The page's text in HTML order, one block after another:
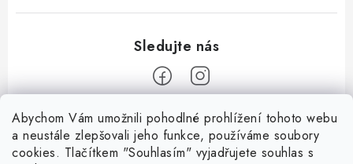
Abychom Vám umožnili pohodlné prohlížení tohoto webu
a neustále zlepšovali jeho funkce, používáme soubory
cookies. Tlačítkem "Souhlasím" vyjadřujete souhlas s
O Arken